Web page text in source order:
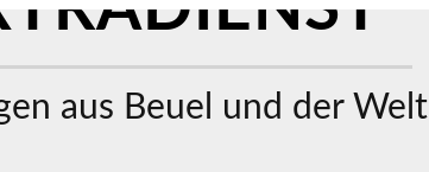
aus Beuel und der Welt